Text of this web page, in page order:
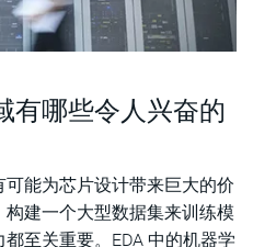
有哪些令人兴奋的
能为芯片设计带来巨大的价
建一个大型数据集来训练模
至关重要。EDA 中的机器学